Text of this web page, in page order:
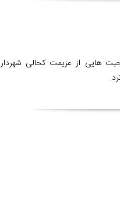
هایی از عزیمت کحالی شهردار